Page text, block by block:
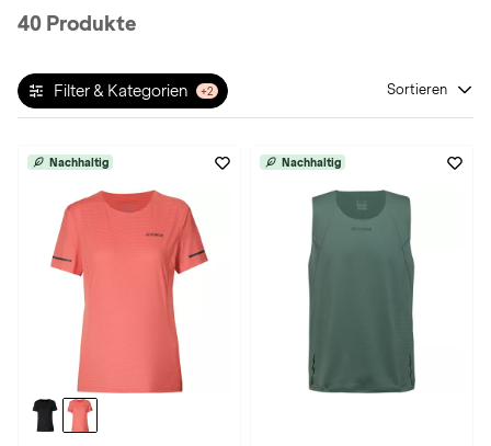
40 Produkte
Filter & Kategorien +2 Sortieren
Nachhaltig Nachhaltig